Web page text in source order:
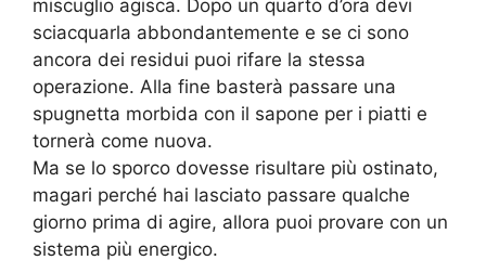
miscuglio agisca. Dopo un quarto d’ora devi
sciacquarla abbondantemente e se ci sono
ancora dei residui puoi rifare la stessa
operazione. Alla fine basterà passare una
spugnetta morbida con il sapone per i piatti e
tornerà come nuova.
Ma se lo sporco dovesse risultare più ostinato,
magari perché hai lasciato passare qualche
giorno prima di agire, allora puoi provare con un
sistema più energico.